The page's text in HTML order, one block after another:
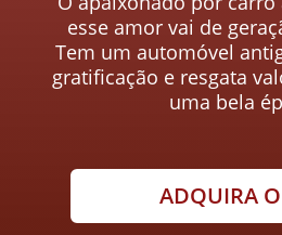
esse amor vai de
Tem um automóvel
gratificação e resgata
uma bela
ADQUIRA O